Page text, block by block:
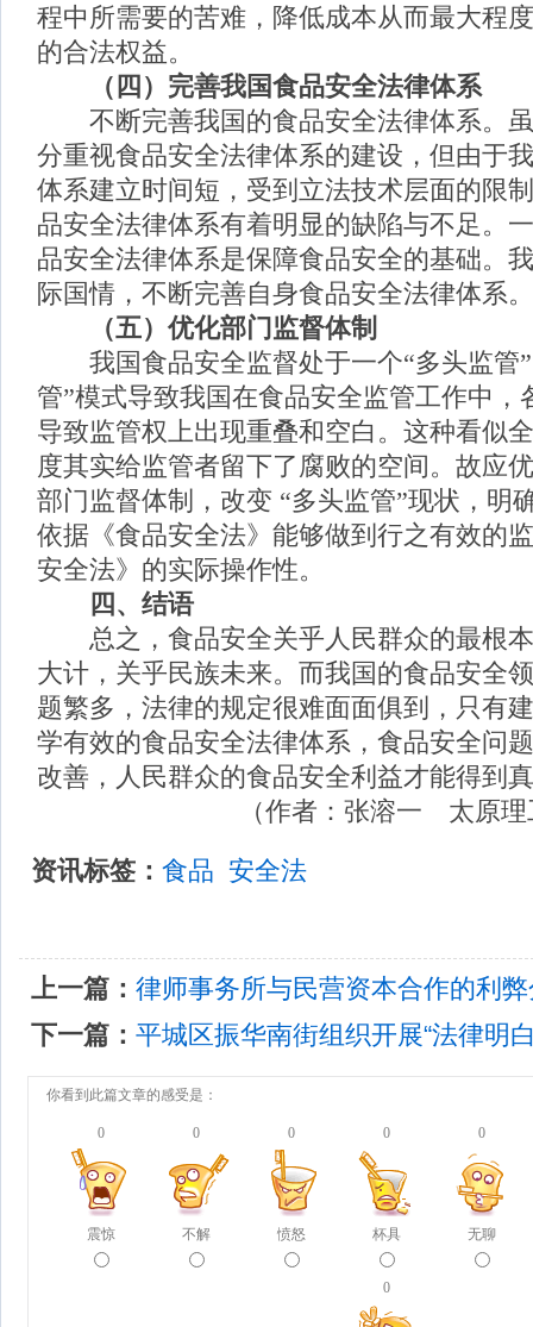
程中所需要的苦难，降低成本从而最大程
的合法权益。
（四）完善我国食品安全法律体系
不断完善我国的食品安全法律体系。虽
分重视食品安全法律体系的建设，但由于
体系建立时间短，受到立法技术层面的限
品安全法律体系有着明显的缺陷与不足。
品安全法律体系是保障食品安全的基础。
际国情，不断完善自身食品安全法律体系。
（五） 优化部门监督体制
我国食品安全监督处于一个“多头监管”
管”模式导致我国在食品安全监管工作中，
导致监管权上出现重叠和空白。这种看似
度其实给监管者留下了腐败的空间。故应
部门监督体制，改变 “多头监管”现状，明
依据《食品安全法》能够做到行之有效的
安全法》的实际操作性。
四、结语
总之，食品安全关乎人民群众的最根本
大计，关乎民族未来。而我国的食品安全
题繁多，法律的规定很难面面俱到，只有
学有效的食品安全法律体系，食品安全问
改善，人民群众的食品安全利益才能得到
（作者：张溶一 太原
资讯标签： 食品 安全法
上一篇： 律师事务所与民营资本合作的利
下一篇： 平城区振华南街组织开展“法律明
你看到此篇文章的感受是：
0
震惊
0
不解
0
愤怒
0
杯具
0
无聊
0